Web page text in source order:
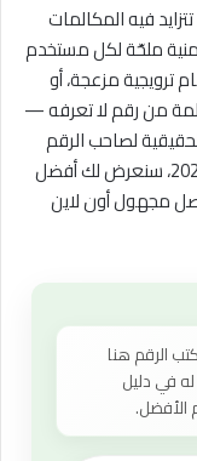
فيه المكالمات
ملحّة لكل مستخدم
مزعجة، أو
من رقم لا تعرفه —
لصاحب الرقم
فوراً. في هذا الدليل الشامل والمحدّث لعام 2026، سنعرض لك أفضل
مجهول أون لاين
الرقم هنا
في دليل
الأفضل.